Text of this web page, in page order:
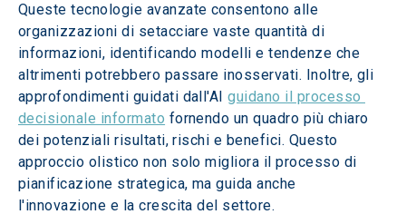
Queste tecnologie avanzate consentono alle
organizzazioni di setacciare vaste quantità di
informazioni, identificando modelli e tendenze che
altrimenti potrebbero passare inosservati. Inoltre, gli
approfondimenti guidati dall'AI guidano il processo
decisionale informato fornendo un quadro più chiaro
dei potenziali risultati, rischi e benefici. Questo
approccio olistico non solo migliora il processo di
pianificazione strategica, ma guida anche
l'innovazione e la crescita del settore.